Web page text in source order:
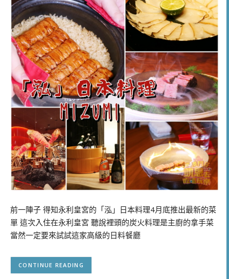
前一陣子 得知永利皇宮的「泓」日本料理4月底推出最新的菜
單 這次入住在永利皇宮 聽說裡頭的炭火料理是主廚的拿手菜
當然一定要來試試這家高級的日料餐廳
CONTINUE READING